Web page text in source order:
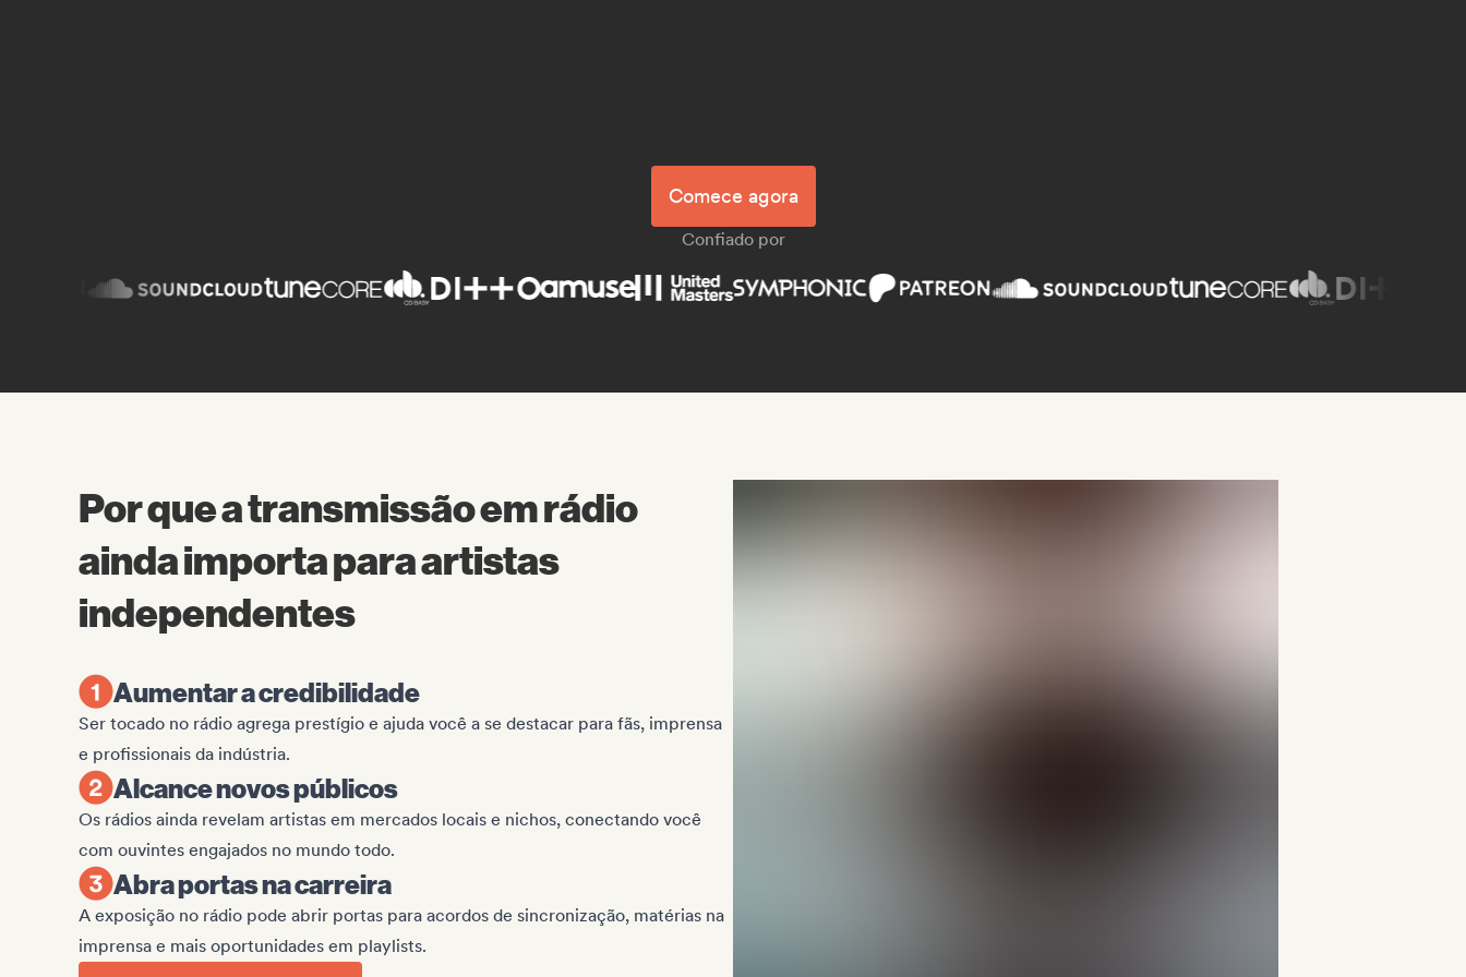
Comece agora
Confiado por
Por que a transmissão em rádio
ainda importa para artistas
independentes
Aumentar a credibilidade
Ser tocado no rádio agrega prestígio e ajuda você a se destacar para fãs, imprensa
e profissionais da indústria.
Alcance novos públicos
Os rádios ainda revelam artistas em mercados locais e nichos, conectando você
com ouvintes engajados no mundo todo.
Abra portas na carreira
A exposição no rádio pode abrir portas para acordos de sincronização, matérias na
imprensa e mais oportunidades em playlists.